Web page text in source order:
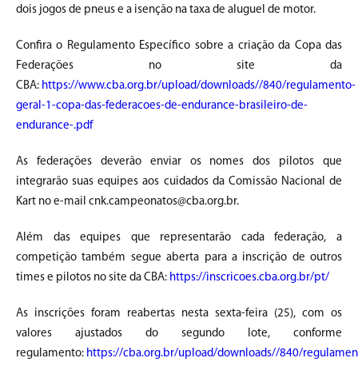
dois jogos de pneus e a isenção na taxa de aluguel de motor.
Confira o Regulamento Específico sobre a criação da Copa das
Federações no site da
CBA: https://www.cba.org.br/upload/downloads//840/regulamento-
geral-1-copa-das-federacoes-de-endurance-brasileiro-de-
endurance-.pdf
As federações deverão enviar os nomes dos pilotos que
integrarão suas equipes aos cuidados da Comissão Nacional de
Kart no e-mail cnk.campeonatos@cba.org.br.
Além das equipes que representarão cada federação, a
competição também segue aberta para a inscrição de outros
times e pilotos no site da CBA: https://inscricoes.cba.org.br/pt/
As inscrições foram reabertas nesta sexta-feira (25), com os
valores ajustados do segundo lote, conforme
regulamento: https://cba.org.br/upload/downloads//840/